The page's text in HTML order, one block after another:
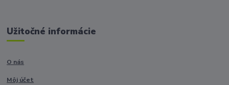
Užitočné informácie
O nás
Môj účet